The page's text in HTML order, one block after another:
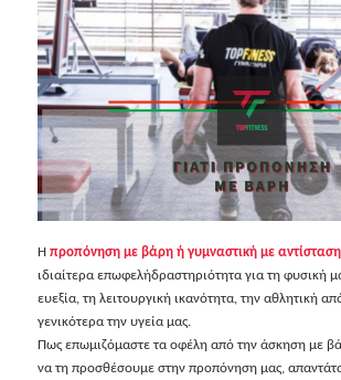
Η προπόνηση με βάρη ή γυμναστική με αντίσταση
ιδιαίτερα επωφελήδραστηριότητα για τη φυσική
ευεξία, τη λειτουργική ικανότητα, την αθλητική
γενικότερα την υγεία μας.
Πως επωμιζόμαστε τα οφέλη από την άσκηση με
να τη προσθέσουμε στην προπόνηση μας,